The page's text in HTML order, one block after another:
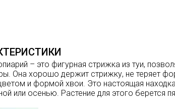
– это фигурная стрижка из туи,
Она хорошо держит стрижку, не теряет
и формой хвои. Это настоящая
или осенью. Растение для этого берется